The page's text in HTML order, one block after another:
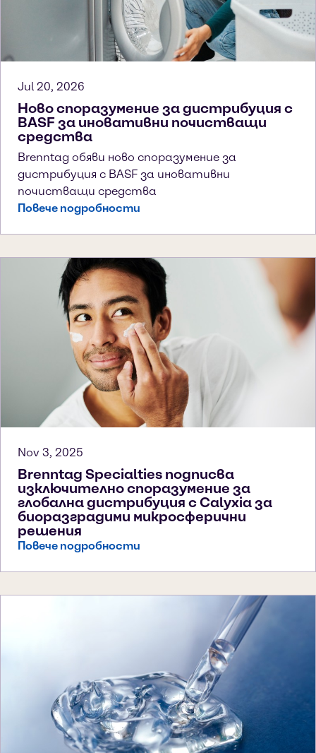
Jul 20, 2026
Ново споразумение за дистрибуция с
BASF за иновативни почистващи
средства
Brenntag обяви ново споразумение за
дистрибуция с BASF за иновативни
почистващи средства
Повече подробности
Nov 3, 2025
Brenntag Specialties подписва
изключително споразумение за
глобална дистрибуция с Calyxia за
биоразградими микросферични
решения
Повече подробности